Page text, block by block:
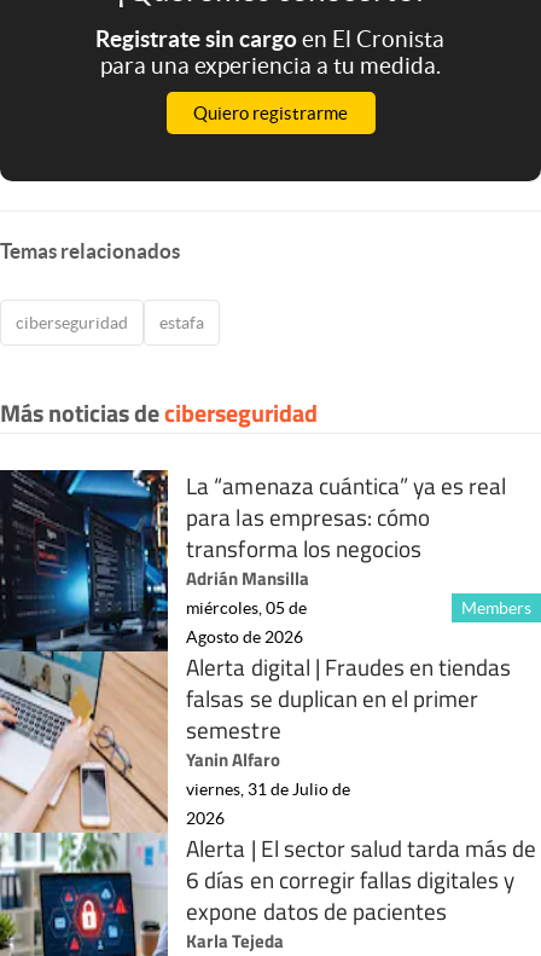
Registrate sin cargoen El Cronista
para una experiencia a tu medida.
Quiero registrarme
Temas relacionados
ciberseguridad estafa
Más noticias deciberseguridad
La “amenaza cuántica” ya es real
para las empresas: cómo
transforma los negocios
Adrián Mansilla
Members
miércoles, 05 de
Agosto de 2026
Alerta digital | Fraudes en tiendas
falsas se duplican en el primer
semestre
Yanin Alfaro
viernes, 31 de Julio de
2026
Alerta | El sector salud tarda más de
6 días en corregir fallas digitales y
expone datos de pacientes
Karla Tejeda